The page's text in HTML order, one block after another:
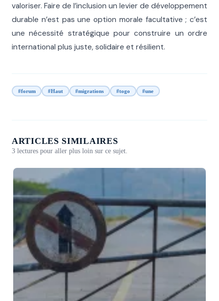
valoriser. Faire de l’inclusion un levier de développement
durable n’est pas une option morale facultative ; c’est
une nécessité stratégique pour construire un ordre
international plus juste, solidaire et résilient.
#forum #Haut #migrations #togo #une
ARTICLES SIMILAIRES
3 lectures pour aller plus loin sur ce sujet.